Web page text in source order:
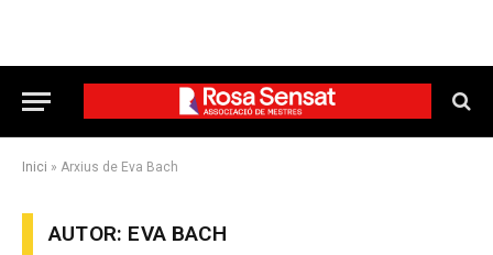
Inici » Arxius de Eva Bach
AUTOR: EVA BACH